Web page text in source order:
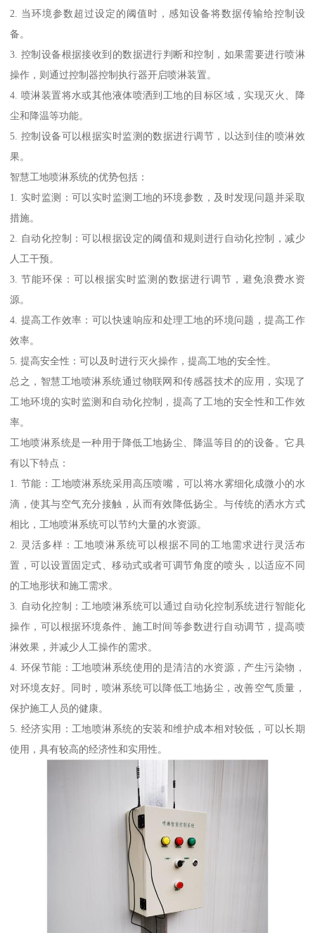
2. 当环境参数超过设定的阈值时，感知设备将数据传输给控制设
备。
3. 控制设备根据接收到的数据进行判断和控制，如果需要进行喷淋
操作，则通过控制器控制执行器开启喷淋装置。
4. 喷淋装置将水或其他液体喷洒到工地的目标区域，实现灭火、降
尘和降温等功能。
5. 控制设备可以根据实时监测的数据进行调节，以达到佳的喷淋效
果。
智慧工地喷淋系统的优势包括：
1. 实时监测：可以实时监测工地的环境参数，及时发现问题并采取
措施。
2. 自动化控制：可以根据设定的阈值和规则进行自动化控制，减少
人工干预。
3. 节能环保：可以根据实时监测的数据进行调节，避免浪费水资
源。
4. 提高工作效率：可以快速响应和处理工地的环境问题，提高工作
效率。
5. 提高安全性：可以及时进行灭火操作，提高工地的安全性。
总之，智慧工地喷淋系统通过物联网和传感器技术的应用，实现了
工地环境的实时监测和自动化控制，提高了工地的安全性和工作效
率。
工地喷淋系统是一种用于降低工地扬尘、降温等目的的设备。它具
有以下特点：
1. 节能：工地喷淋系统采用高压喷嘴，可以将水雾细化成微小的水
滴，使其与空气充分接触，从而有效降低扬尘。与传统的洒水方式
相比，工地喷淋系统可以节约大量的水资源。
2. 灵活多样：工地喷淋系统可以根据不同的工地需求进行灵活布
置，可以设置固定式、移动式或者可调节角度的喷头，以适应不同
的工地形状和施工需求。
3. 自动化控制：工地喷淋系统可以通过自动化控制系统进行智能化
操作，可以根据环境条件、施工时间等参数进行自动调节，提高喷
淋效果，并减少人工操作的需求。
4. 环保节能：工地喷淋系统使用的是清洁的水资源，产生污染物，
对环境友好。同时，喷淋系统可以降低工地扬尘，改善空气质量，
保护施工人员的健康。
5. 经济实用：工地喷淋系统的安装和维护成本相对较低，可以长期
使用，具有较高的经济性和实用性。